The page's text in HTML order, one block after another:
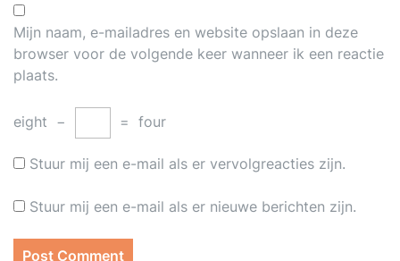
Mijn naam, e-mailadres en website opslaan in deze
browser voor de volgende keer wanneer ik een reactie
plaats.
eight − = four
Stuur mij een e-mail als er vervolgreacties zijn.
Stuur mij een e-mail als er nieuwe berichten zijn.